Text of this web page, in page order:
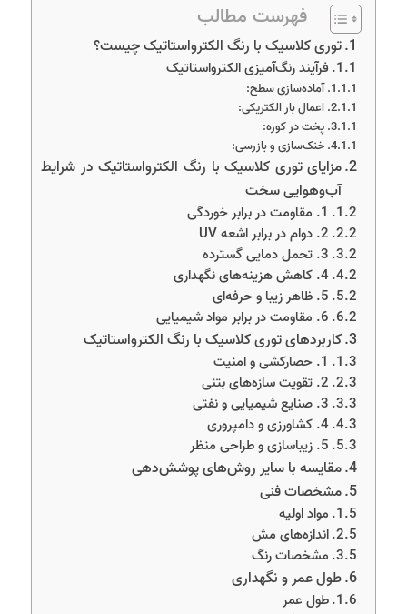
فهرست مطالب
توری کلاسیک با رنگ الکترواستاتیک چیست؟
فرآیند رنگ‌آمیزی الکترواستاتیک
آماده‌سازی سطح:
اعمال بار الکتریکی:
پخت در کوره:
خنک‌سازی و بازرسی:
مزایای توری کلاسیک با رنگ الکترواستاتیک در شرایط
آب‌وهوایی سخت
1. مقاومت در برابر خوردگی
2. دوام در برابر اشعه UV
3. تحمل دمایی گسترده
4. کاهش هزینه‌های نگهداری
5. ظاهر زیبا و حرفه‌ای
6. مقاومت در برابر مواد شیمیایی
کاربردهای توری کلاسیک با رنگ الکترواستاتیک
1. حصارکشی و امنیت
2. تقویت سازه‌های بتنی
3. صنایع شیمیایی و نفتی
4. کشاورزی و دامپروری
5. زیباسازی و طراحی منظر
مقایسه با سایر روش‌های پوشش‌دهی
مشخصات فنی
مواد اولیه
اندازه‌های مش
مشخصات رنگ
طول عمر و نگهداری
طول عمر